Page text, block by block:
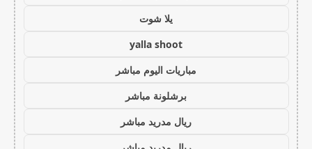
يلا شوت
yalla shoot
مباريات اليوم مباشر
برشلونة مباشر
ريال مدريد مباشر